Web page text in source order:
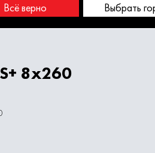
Всё верно Выбрать
8х260